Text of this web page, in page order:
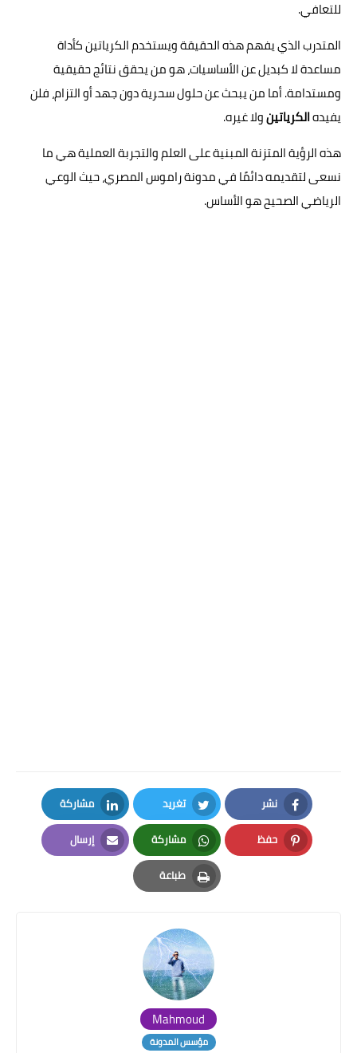
للتعافي.
المتدرب الذي يفهم هذه الحقيقة ويستخدم الكرياتين كأداة
مساعدة لا كبديل عن الأساسيات، هو من يحقق نتائج حقيقية
ومستدامة. أما من يبحث عن حلول سحرية دون جهد أو التزام، فلن
يفيدهالكرياتينولا غيره.
هذه الرؤية المتزنة المبنية على العلم والتجربة العملية هي ما
نسعى لتقديمه دائمًا في مدونة راموس المصري، حيث الوعي
الرياضي الصحيح هو الأساس.
نشر
Facebook
تغريد
Twitter
مشاركة
LinkedIn
حفظ
Pinterest
مشاركة
Whatsapp
إرسال
Email
طباعة
Print
Mahmoud
مؤسس المدونة